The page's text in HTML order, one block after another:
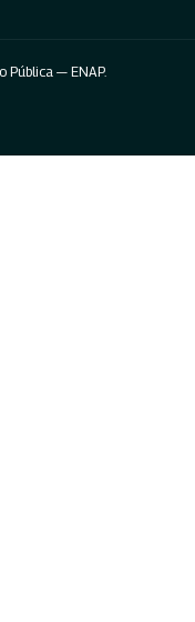
— ENAP.